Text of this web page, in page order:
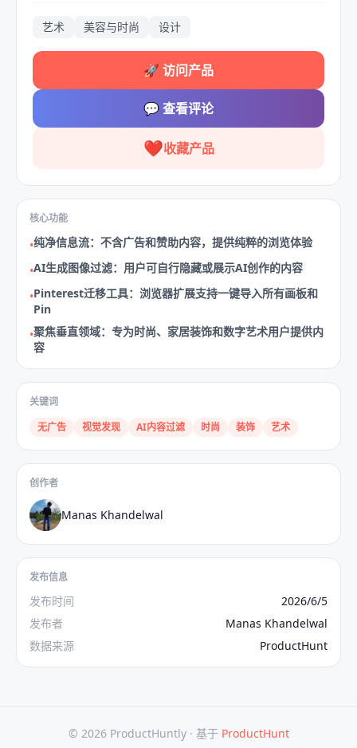
艺术 美容与时尚 设计
🚀 访问产品
💬查看评论
❤️收藏产品
核心功能
•纯净信息流：不含广告和赞助内容，提供纯粹的浏览体验
•AI生成图像过滤：用户可自行隐藏或展示AI创作的内容
•Pinterest迁移工具：浏览器扩展支持一键导入所有画板和
Pin
•聚焦垂直领域：专为时尚、家居装饰和数字艺术用户提供内
容
关键词
无广告
视觉发现 AI内容过滤 时尚 装饰 艺术
创作者
Manas Khandelwal
发布信息
发布时间
2026/6/5
发布者
Manas Khandelwal
数据来源
ProductHunt
© 2026 ProductHuntly · 基于 ProductHunt